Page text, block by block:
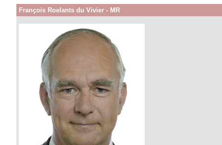
François Roelants du Vivier - MR